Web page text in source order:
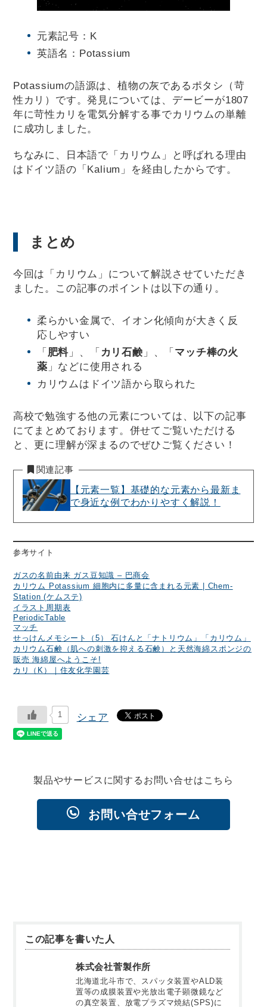
元素記号：K
英語名：Potassium
Potassiumの語源は、植物の灰であるポタシ（苛
性カリ）です。発見については、デービーが1807
年に苛性カリを電気分解する事でカリウムの単離
に成功しました。
ちなみに、日本語で「カリウム」と呼ばれる理由
はドイツ語の「Kalium」を経由したからです。
まとめ
今回は「カリウム」について解説させていただき
ました。この記事のポイントは以下の通り。
柔らかい金属で、イオン化傾向が大きく反
応しやすい
「 肥料 」、「 カリ石鹸 」、「 マッチ棒の火
薬 」などに使用される
カリウムはドイツ語から取られた
高校で勉強する他の元素については、以下の記事
にてまとめております。併せてご覧いただける
と、更に理解が深まるのでぜひご覧ください！
関連記事
【元素一覧】基礎的な元素から最新ま
で身近な例でわかりやすく解説！
参考サイト
ガスの名前由来 ガス豆知識 – 巴商会
カリウム Potassium 細胞内に多量に含まれる元素 | Chem-
Station (ケムステ)
イラスト周期表
PeriodicTable
マッチ
せっけんメモシート（5） 石けんと「ナトリウム」「カリウム」
カリウム石鹸（肌への刺激を抑える石鹸）と天然海綿スポンジの
販売 海綿屋へようこそ!
カリ（K）｜住友化学園芸
1 シェア
製品やサービスに関するお問い合せはこちら
お問い合せフォーム
この記事を書いた人
株式会社菅製作所
北海道北斗市で、スパッタ装置やALD装
置等の成膜装置や光放出電子顕微鏡など
の真空装置、放電プラズマ焼結(SPS)に